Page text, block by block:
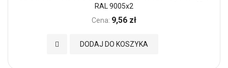
RAL 9005x2
Cena: 9,56 zł
DODAJ DO KOSZYKA
Dodaj do Ulubionych